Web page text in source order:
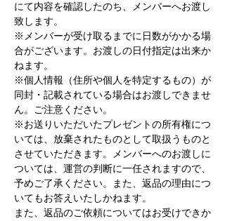
にて内容を確認したのち、メンバーへお渡し
致します。
※メンバーが受け取るまでに日数がかかる場
合がございます。お渡しの日付指定は出来か
ねます。
※個人情報（住所や個人を特定するもの）が
同封・記載されている場合はお渡しできませ
ん。ご注意ください。
※お送りいただいたプレゼントの所有権につ
いては、放棄されたものとして取扱うものと
させていただきます。メンバーへのお渡しに
ついては、運営の判断に一任されますので、
予めご了承ください。また、返品の理由につ
いてもお答えいたしかねます。
また、返品のご依頼についてはお受けできか